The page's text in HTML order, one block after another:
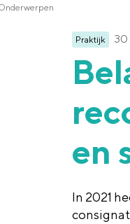
Praktijk 30
en
In 2021